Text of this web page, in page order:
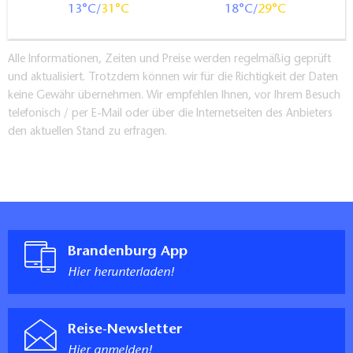
Durchgangsbreite der schmalsten aller sonstigen zu
Wegebeschaffenheit:
Mosaikpflaster, teilweise uneben, wasserdichte
Wegedecke
Kommentar:
Stufenloser Zugang vom Eingang rechts vor dem
Zugang über Rampe
Durchgangsbreite der Eingangstür: 110 cm
Durchgangsbreite der schmalsten aller sonstigen zu
nutzenden Flure und Durchgänge: 110 cm
Kommentar:
13 31 18 29
Alle Informationen, Zeiten und Preise werden regelmäßig geprüft
und aktualisiert. Trotzdem können wir für die Richtigkeit der Daten
keine Gewähr übernehmen. Wir empfehlen Ihnen, vor Ihrem Besuch
telefonisch / per E-Mail oder über die Internetseiten des Anbieters
den aktuellen Stand zu erfragen.
Brandenburg App
Hier herunterladen!
Reise-Newsletter
Hier anmelden!